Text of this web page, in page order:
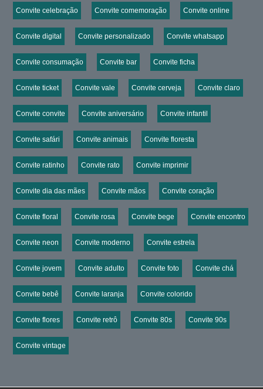
Convite celebração Convite comemoração Convite online
Convite digital Convite personalizado Convite whatsapp
Convite consumação Convite bar Convite ficha
Convite ticket Convite vale Convite cerveja Convite claro
Convite convite Convite aniversário Convite infantil
Convite safári Convite animais Convite floresta
Convite ratinho Convite rato Convite imprimir
Convite dia das mães Convite mãos Convite coração
Convite floral Convite rosa Convite bege Convite encontro
Convite neon Convite moderno Convite estrela
Convite jovem Convite adulto Convite foto Convite chá
Convite bebê Convite laranja Convite colorido
Convite flores Convite retrô Convite 80s Convite 90s
Convite vintage